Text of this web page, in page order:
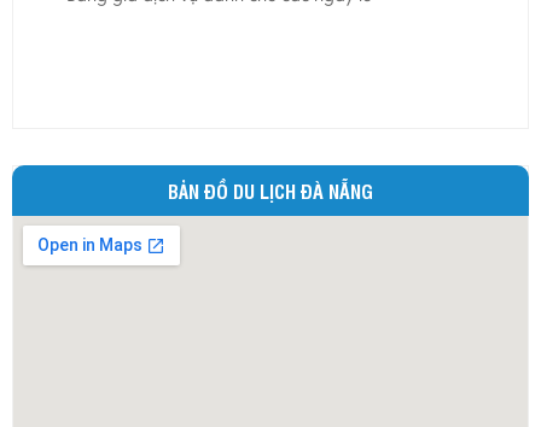
Quảng Bình
Quảng Ngãi
Quảng Ninh
BẢN ĐỒ DU LỊCH ĐÀ NẴNG